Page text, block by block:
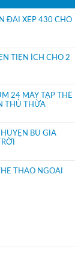
ĐÀI XẾP 430 CHỔ
TIỆN ÍCH CHO 2
24 MÁY TẬP THỂ
THỦ THỪA
BÙ GIA
THAO NGOÀI